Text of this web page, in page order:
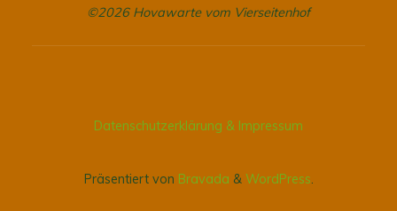
©2026 Hovawarte vom Vierseitenhof
Datenschutzerklärung & Impressum
Präsentiert von Bravada & WordPress